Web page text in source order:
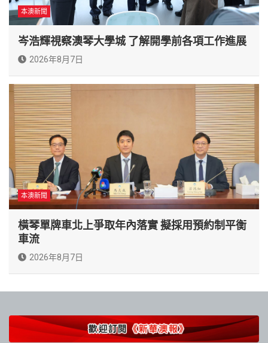
本澳新聞
岑浩輝視察澳琴大學城 了解開學前各項工作進展
2026年8月7日
本澳新聞
橫琴單牌車北上爭取年內落實 擬採用預約制平衡
車流
2026年8月7日